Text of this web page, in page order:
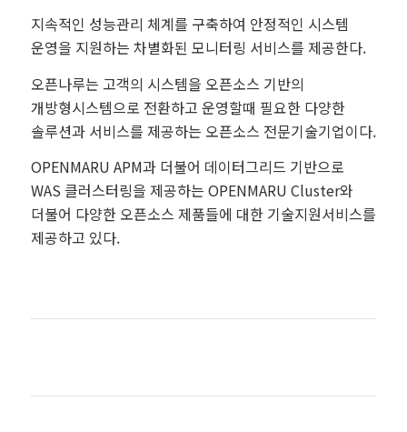
지속적인 성능관리 체계를 구축하여 안정적인 시스템
운영을 지원하는 차별화된 모니터링 서비스를 제공한다.
오픈나루는 고객의 시스템을 오픈소스 기반의
개방형시스템으로 전환하고 운영할때 필요한 다양한
솔루션과 서비스를 제공하는 오픈소스 전문기술기업이다.
OPENMARU APM과 더불어 데이터그리드 기반으로
WAS 클러스터링을 제공하는 OPENMARU Cluster와
더불어 다양한 오픈소스 제품들에 대한 기술지원서비스를
제공하고 있다.